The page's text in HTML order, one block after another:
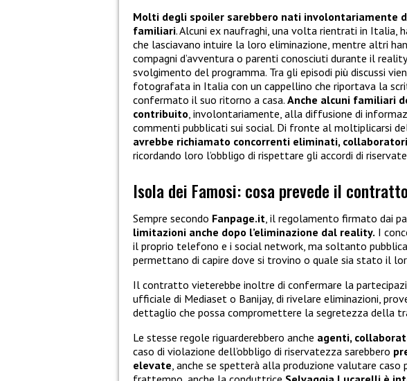
Molti degli spoiler sarebbero nati involontariamente
familiari. Alcuni ex naufraghi, una volta rientrati in Italia,
che lasciavano intuire la loro eliminazione, mentre altri
compagni d’avventura o parenti conosciuti durante il
svolgimento del programma. Tra gli episodi più discussi
fotografata in Italia con un cappellino che riportava la
confermato il suo ritorno a casa. Anche alcuni familiari
contribuito, involontariamente, alla diffusione di
commenti pubblicati sui social. Di fronte al moltiplicarsi
avrebbe richiamato concorrenti eliminati,
ricordando loro l’obbligo di rispettare gli accordi di
Isola dei Famosi: cosa prevede il
Sempre secondo Fanpage.it, il regolamento firmato dai
limitazioni anche dopo l’eliminazione dal reality. I
il proprio telefono e i social network, ma soltanto
permettano di capire dove si trovino o quale sia stato il
Il contratto vieterebbe inoltre di confermare la
ufficiale di Mediaset o Banijay, di rivelare eliminazioni,
dettaglio che possa compromettere la segretezza della
Le stesse regole riguarderebbero anche agenti,
caso di violazione dell’obbligo di riservatezza sarebbero
elevate, anche se spetterà alla produzione valutare caso